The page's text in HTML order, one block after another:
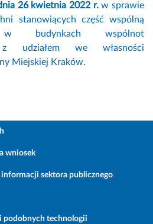
26 kwietnia 2022 r.w sprawie
stanowiących część wspólną
w budynkach wspólnot
z udziałem we własności
Miejskiej Kraków.
wniosek
sektora publicznego
podobnych technologii